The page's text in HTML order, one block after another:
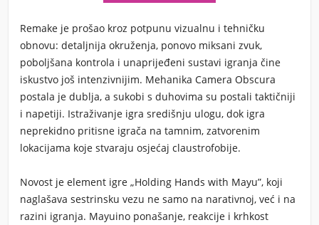
Remake je prošao kroz potpunu vizualnu i tehničku
obnovu: detaljnija okruženja, ponovo miksani zvuk,
poboljšana kontrola i unaprijeđeni sustavi igranja čine
iskustvo još intenzivnijim. Mehanika Camera Obscura
postala je dublja, a sukobi s duhovima su postali taktičniji
i napetiji. Istraživanje igra središnju ulogu, dok igra
neprekidno pritisne igrača na tamnim, zatvorenim
lokacijama koje stvaraju osjećaj claustrofobije.
Novost je element igre „Holding Hands with Mayu”, koji
naglašava sestrinsku vezu ne samo na narativnoj, već i na
razini igranja. Mayuino ponašanje, reakcije i krhkost